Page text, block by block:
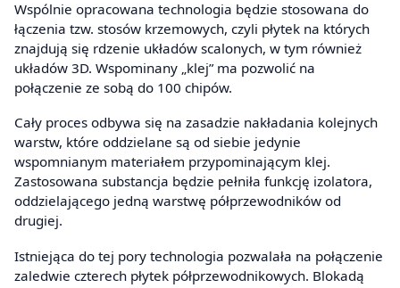
Wspólnie opracowana technologia będzie stosowana do
łączenia tzw. stosów krzemowych, czyli płytek na których
znajdują się rdzenie układów scalonych, w tym również
układów 3D. Wspominany „klej” ma pozwolić na
połączenie ze sobą do 100 chipów.
Cały proces odbywa się na zasadzie nakładania kolejnych
warstw, które oddzielane są od siebie jedynie
wspomnianym materiałem przypominającym klej.
Zastosowana substancja będzie pełniła funkcję izolatora,
oddzielającego jedną warstwę półprzewodników od
drugiej.
Istniejąca do tej pory technologia pozwalała na połączenie
zaledwie czterech płytek półprzewodnikowych. Blokadą